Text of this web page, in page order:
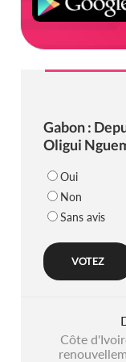
Gabon :
Oligui
Oui
Non
Sans avis
Côte